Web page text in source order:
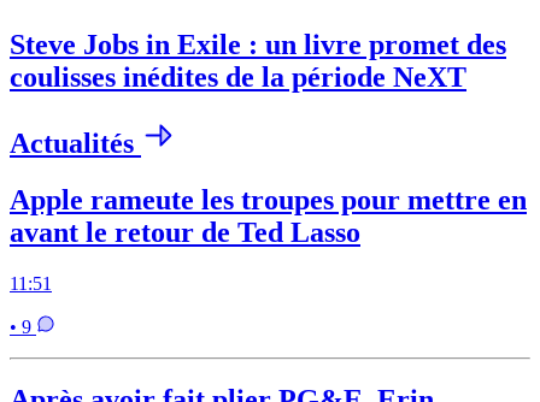
Steve Jobs in Exile : un livre promet des
coulisses inédites de la période NeXT
Actualités
Apple rameute les troupes pour mettre en
avant le retour de Ted Lasso
11:51
• 9